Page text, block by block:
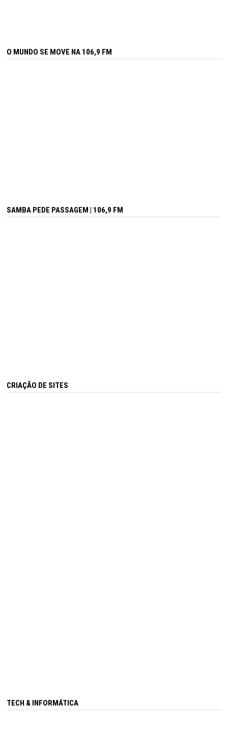
O MUNDO SE MOVE NA 106,9 FM
SAMBA PEDE PASSAGEM | 106,9 FM
CRIAÇÃO DE SITES
TECH & INFORMÁTICA